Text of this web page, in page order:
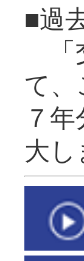
■過
「
て
７
大